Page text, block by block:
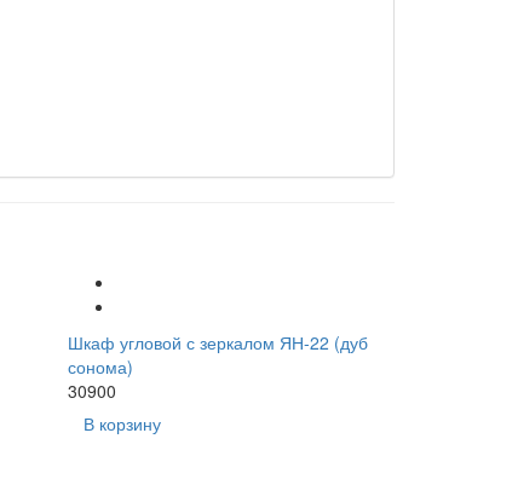
Шкаф угловой с зеркалом ЯН-22 (дуб
сонома)
30900
В корзину